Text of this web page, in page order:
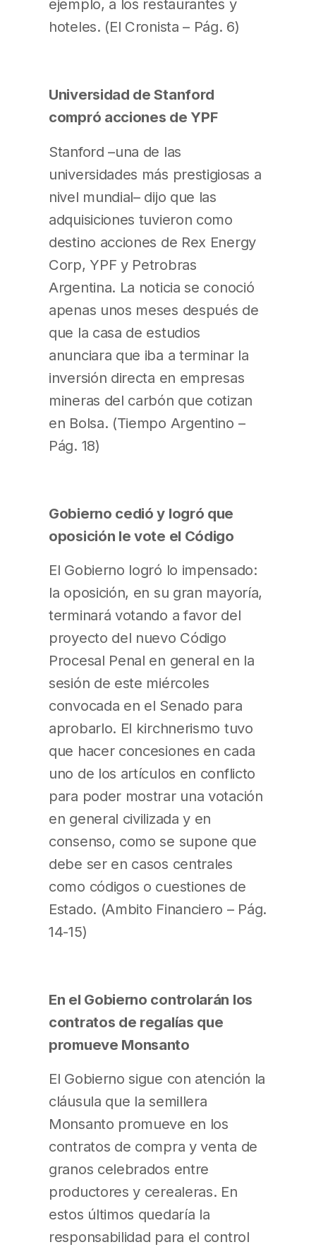
ejemplo, a los restaurantes y
hoteles. (El Cronista – Pág. 6)
Universidad de Stanford
compró acciones de YPF
Stanford –una de las
universidades más prestigiosas a
nivel mundial– dijo que las
adquisiciones tuvieron como
destino acciones de Rex Energy
Corp, YPF y Petrobras
Argentina. La noticia se conoció
apenas unos meses después de
que la casa de estudios
anunciara que iba a terminar la
inversión directa en empresas
mineras del carbón que cotizan
en Bolsa. (Tiempo Argentino –
Pág. 18)
Gobierno cedió y logró que
oposición le vote el Código
El Gobierno logró lo impensado:
la oposición, en su gran mayoría,
terminará votando a favor del
proyecto del nuevo Código
Procesal Penal en general en la
sesión de este miércoles
convocada en el Senado para
aprobarlo. El kirchnerismo tuvo
que hacer concesiones en cada
uno de los artículos en conflicto
para poder mostrar una votación
en general civilizada y en
consenso, como se supone que
debe ser en casos centrales
como códigos o cuestiones de
Estado. (Ambito Financiero – Pág.
14-15)
En el Gobierno controlarán los
contratos de regalías que
promueve Monsanto
El Gobierno sigue con atención la
cláusula que la semillera
Monsanto promueve en los
contratos de compra y venta de
granos celebrados entre
productores y cerealeras. En
estos últimos quedaría la
responsabilidad para el control